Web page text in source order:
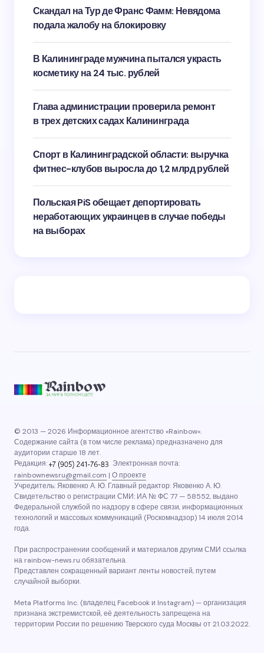
Скандал на Тур де Франс Фамм: Невядома
подала жалобу на блокировку
В Калининграде мужчина пытался украсть
косметику на 24 тыс. рублей
Глава администрации проверила ремонт
в трех детских садах Калининграда
Спорт в Калининградской области: выручка
фитнес-клубов выросла до 1,2 млрд рублей
Польская PiS обещает депортировать
неработающих украинцев в случае победы
на выборах
© 2013 — 2026 Информационное агентство «Rainbow».
Содержание сайта (в том числе реклама) предназначено для
аудитории старше 18 лет.
Редакция:
Электронная почта:
rainbownewsru@gmail.com | О проекте
Учредитель: Яковенко А. Ю. Главный редактор: Яковенко А. Ю.
Свидетельство о регистрации СМИ: ИА № ФС 77 — 58552, выдано
Федеральной службой по надзору в сфере связи, информационных
технологий и массовых коммуникаций (Роскомнадзор) 14 июля 2014
года.
При распространении сообщений и материалов другим СМИ ссылка
на rainbow-news.ru обязательна.
Представлен сокращенный вариант ленты новостей, путем
случайной выборки.
Meta Platforms Inc. (владелец Facebook и Instagram) — организация
признана экстремистской, её деятельность запрещена на
территории России по решению Тверского суда Москвы от 21.03.2022.